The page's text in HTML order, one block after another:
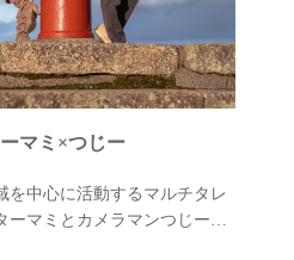
マミ×つじー
を中心に活動するマルチタレ
ーマミとカメラマンつじーが